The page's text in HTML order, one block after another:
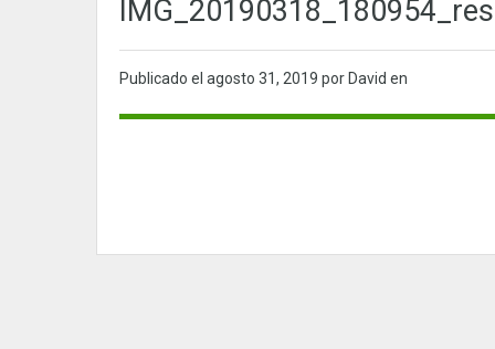
Publicado el agosto 31, 2019 por David en